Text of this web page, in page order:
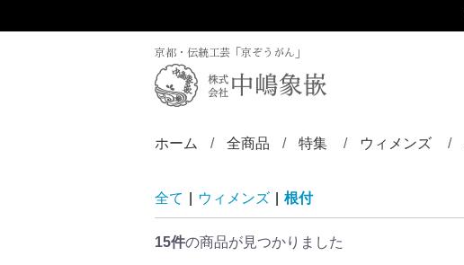
京都・伝統工芸「京ぞうがん」
ホーム 全商品 特集 ウィメンズ
全て ウィメンズ 根付
15件の商品が見つかりました